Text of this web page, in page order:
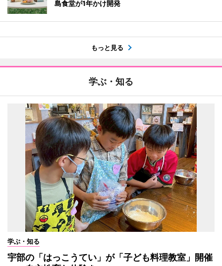
島食堂が1年かけ開発
もっと見る
学ぶ・知る
学ぶ・知る
宇部の「はっこうてい」が「子ども料理教室」開催